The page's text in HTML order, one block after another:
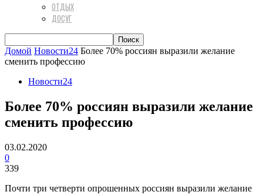
ОТДЫХ
ДОСУГ
Домой Новости24 Более 70% россиян выразили желание
сменить профессию
Новости24
Более 70% россиян выразили желание
сменить профессию
03.02.2020
0
339
Почти три четверти опрошенных россиян выразили желание